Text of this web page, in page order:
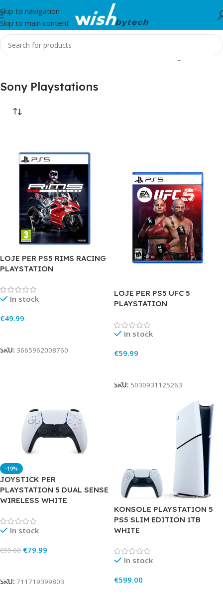
Skip to navigation
Skip to main content
Home/Sony Playstations Showing all 4 results
Sony Playstations
LOJE PER PS5 RIMS RACING
PLAYSTATION
In stock
€49.99
SKU: 3665962008760
LOJE PER PS5 UFC 5
PLAYSTATION
In stock
€59.99
SKU: 5030931125263
-19%
JOYSTICK PER
PLAYSTATION 5 DUAL SENSE
WIRELESS WHITE
In stock
€99.00 €79.99
SKU: 711719399803
KONSOLE PLAYSTATION 5
PS5 SLIM EDITION 1TB
WHITE
In stock
€599.00